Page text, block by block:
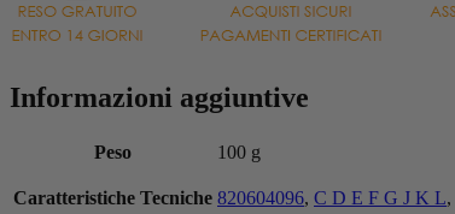
Informazioni aggiuntive
Peso 100 g
Caratteristiche Tecniche 820604096, C D E F G J K L,